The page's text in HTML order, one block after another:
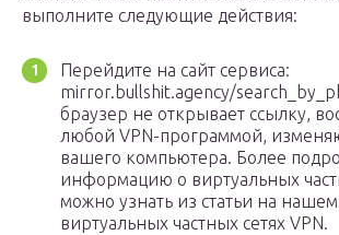
выполните следующие действия:
Перейдите на сайт сервиса:
mirror.bullshit.agency/
браузер не открывает ссылку,
любой VPN-программой,
вашего компьютера. Более
информацию о виртуальных
можно узнать из статьи на нашем
виртуальных частных сетях VPN.